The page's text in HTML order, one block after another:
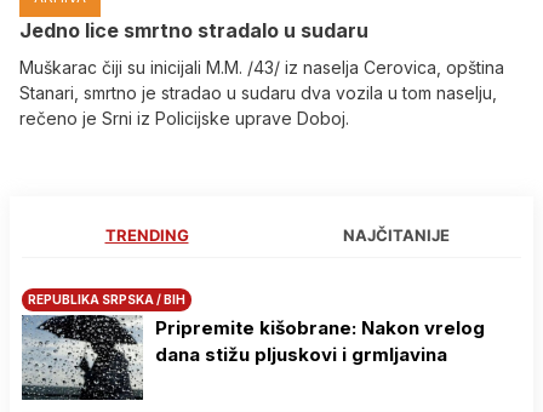
Јedno lice smrtno stradalo u sudaru
Muškarac čiji su inicijali M.M. /43/ iz naselja Cerovica, opština
Stanari, smrtno je stradao u sudaru dva vozila u tom naselju,
rečeno je Srni iz Policijske uprave Doboj.
TRENDING NAJČITANIJE
REPUBLIKA SRPSKA / BIH
Pripremite kišobrane: Nakon vrelog
dana stižu pljuskovi i grmljavina